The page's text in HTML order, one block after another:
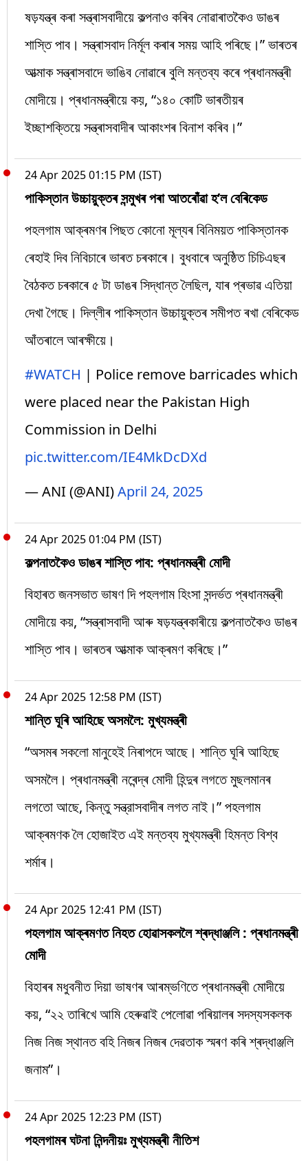
ষড়যন্ত্ৰ কৰা সন্ত্ৰাসবাদীয়ে কল্পনাও কৰিব নোৱাৰাতকৈও ডাঙৰ
শাস্তি পাব। সন্ত্ৰাসবাদ নিৰ্মূল কৰাৰ সময় আহি পৰিছে।” ভাৰতৰ
আত্মাক সন্ত্ৰাসবাদে ভাঙিব নোৱাৰে বুলি মন্তব্য কৰে প্ৰধানমন্ত্ৰী
মোদীয়ে। প্ৰধানমন্ত্ৰীয়ে কয়, “১৪০ কোটি ভাৰতীয়ৰ
ইচ্ছাশক্তিয়ে সন্ত্ৰাসবাদীৰ আকাংশৰ বিনাশ কৰিব।”
24 Apr 2025 01:15 PM (IST)
পাকিস্তান উচ্চায়ুক্তৰ সন্মুখৰ পৰা আতৰোঁৱা হ’ল বেৰিকেড
পহলগাম আক্ৰমণৰ পিছত কোনো মূল্যৰ বিনিময়ত পাকিস্তানক
ৰেহাই দিব নিবিচাৰে ভাৰত চৰকাৰে। বুধবাৰে অনুষ্ঠিত চিচিএছৰ
বৈঠকত চৰকাৰে ৫ টা ডাঙৰ সিদ্ধান্ত লৈছিল, যাৰ প্ৰভাৱ এতিয়া
দেখা গৈছে। দিল্লীৰ পাকিস্তান উচ্চায়ুক্তৰ সমীপত ৰখা বেৰিকেড
আঁতৰালে আৰক্ষীয়ে।
#WATCH | Police remove barricades which
were placed near the Pakistan High
Commission in Delhi
pic.twitter.com/IE4MkDcDXd
— ANI (@ANI)April 24, 2025
24 Apr 2025 01:04 PM (IST)
কল্পনাতকৈও ডাঙৰ শাস্তি পাব: প্ৰধানমন্ত্ৰী মোদী
বিহাৰত জনসভাত ভাষণ দি পহলগাম হিংসা সন্দৰ্ভত প্ৰধানমন্ত্ৰী
মোদীয়ে কয়, “সন্ত্ৰাসবাদী আৰু ষড়যন্ত্ৰকাৰীয়ে কল্পনাতকৈও ডাঙৰ
শাস্তি পাব। ভাৰতৰ আত্মাক আক্ৰমণ কৰিছে।”
24 Apr 2025 12:58 PM (IST)
শান্তি ঘূৰি আহিছে অসমলৈ: মুখ্যমন্ত্ৰী
“অসমৰ সকলো মানুহেই নিৰাপদে আছে। শান্তি ঘূৰি আহিছে
অসমলৈ। প্ৰধানমন্ত্ৰী নৰেন্দ্ৰ মোদী হিন্দুৰ লগতে মুছলমানৰ
লগতো আছে, কিন্তু সন্ত্রাসবাদীৰ লগত নাই।” পহলগাম
আক্ৰমণক লৈ হোজাইত এই মন্তব্য মুখ্যমন্ত্ৰী হিমন্ত বিশ্ব
শৰ্মাৰ।
24 Apr 2025 12:41 PM (IST)
পহলগাম আক্ৰমণত নিহত হোৱাসকললৈ শ্ৰদ্ধাঞ্জলি : প্ৰধানমন্ত্ৰী
মোদী
বিহাৰৰ মধুবনীত দিয়া ভাষণৰ আৰম্ভণিতে প্ৰধানমন্ত্ৰী মোদীয়ে
কয়, “২২ তাৰিখে আমি হেৰুৱাই পেলোৱা পৰিয়ালৰ সদস্যসকলক
নিজ নিজ স্থানত বহি নিজৰ নিজৰ দেৱতাক স্মৰণ কৰি শ্ৰদ্ধাঞ্জলি
জনাম”।
24 Apr 2025 12:23 PM (IST)
পহলগামৰ ঘটনা নিন্দনীয়ঃ মুখ্যমন্ত্ৰী নীতিশ